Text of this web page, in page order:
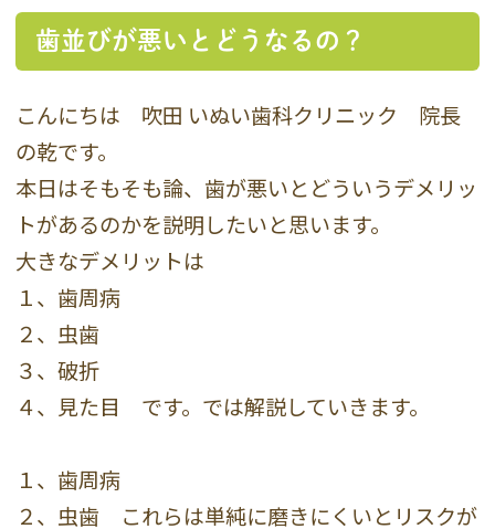
歯並びが悪いとどうなるの？
こんにちは 吹田 いぬい歯科クリニック 院長
の乾です。
本日はそもそも論、歯が悪いとどういうデメリッ
トがあるのかを説明したいと思います。
大きなデメリットは
１、歯周病
２、虫歯
３、破折
４、見た目 です。では解説していきます。
１、歯周病
２、虫歯 これらは単純に磨きにくいとリスクが